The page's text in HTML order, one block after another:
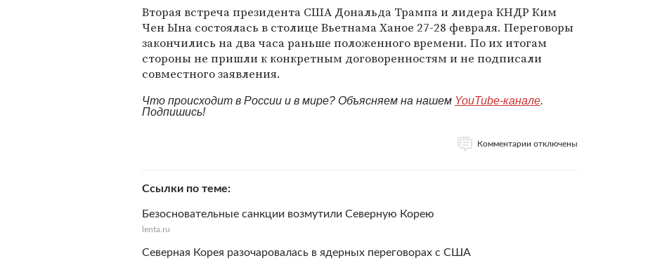
Вторая встреча президента США Дональда Трампа и лидера КНДР Ким
Чен Ына состоялась в столице Вьетнама Ханое 27-28 февраля. Переговоры
закончились на два часа раньше положенного времени. По их итогам
стороны не пришли к конкретным договоренностям и не подписали
совместного заявления.
Что происходит в России и в мире? Объясняем на нашем YouTube-канале.
Подпишись!
Комментарии отключены
Ссылки по теме
Безосновательные санкции возмутили Северную Корею
lenta.ru
Северная Корея разочаровалась в ядерных переговорах с США